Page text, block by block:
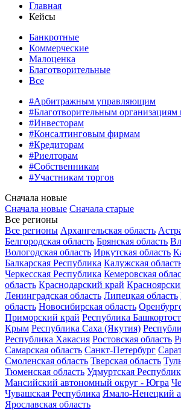
Главная
Кейсы
Банкротные
Коммерческие
Малоценка
Благотворительные
Все
#Арбитражным управляющим
#Благотворительным
#Инвесторам
#Консалтинговым фирмам
#Кредиторам
#Риелторам
#Собственникам
#Участникам торгов
Сначала новые
Сначала новые Сначала старые
Все регионы
Все регионы Архангельская область
Белгородская область Брянская область
Вологодская область Иркутская область
Балкарская Республика Калужская
Черкесская Республика Кемеровская
область Краснодарский край
Ленинградская область Липецкая область
область Новосибирская область
Приморский край Республика
Крым Республика Саха (Якутия)
Республика Хакасия Ростовская область
Самарская область Санкт-Петербург
Смоленская область Тверская область
Тюменская область Удмуртская
Мансийский автономный округ - Югра
Чувашская Республика Ямало-Ненецкий
Ярославская область